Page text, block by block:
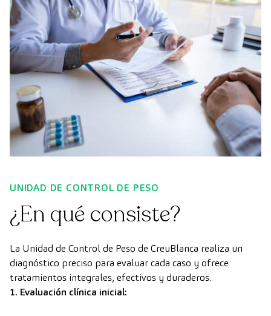
UNIDAD DE CONTROL DE PESO
¿En qué consiste?
La Unidad de Control de Peso de CreuBlanca realiza un
diagnóstico preciso para evaluar cada caso y ofrece
tratamientos integrales, efectivos y duraderos.
1. Evaluación clínica inicial: